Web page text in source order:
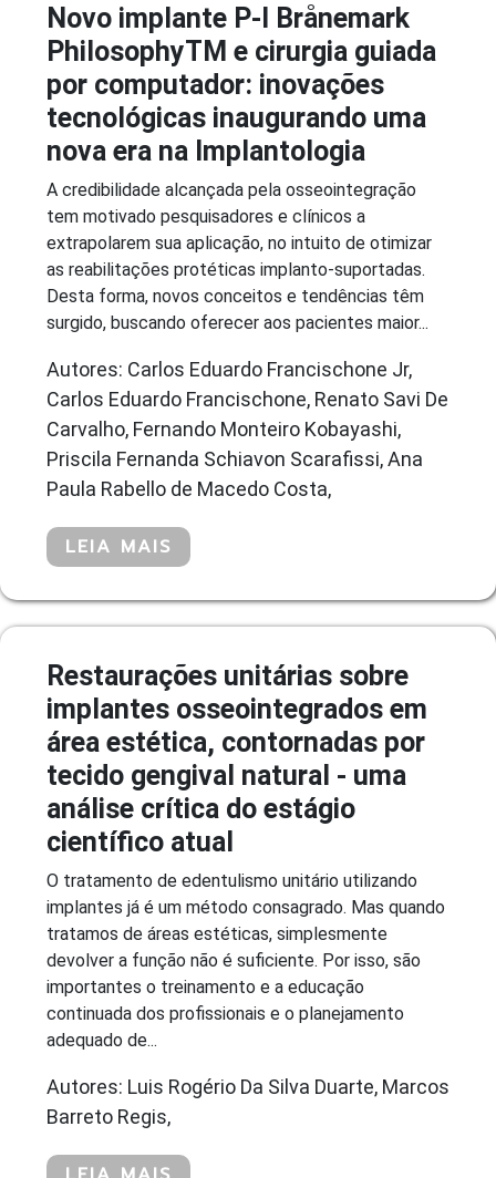
Novo implante P-I Brånemark
PhilosophyTM e cirurgia guiada
por computador: inovações
tecnológicas inaugurando uma
nova era na Implantologia
A credibilidade alcançada pela osseointegração
tem motivado pesquisadores e clínicos a
extrapolarem sua aplicação, no intuito de otimizar
as reabilitações protéticas implanto-suportadas.
Desta forma, novos conceitos e tendências têm
surgido, buscando oferecer aos pacientes maior...
Autores: Carlos Eduardo Francischone Jr,
Carlos Eduardo Francischone, Renato Savi De
Carvalho, Fernando Monteiro Kobayashi,
Priscila Fernanda Schiavon Scarafissi, Ana
Paula Rabello de Macedo Costa,
LEIA MAIS
Restaurações unitárias sobre
implantes osseointegrados em
área estética, contornadas por
tecido gengival natural - uma
análise crítica do estágio
científico atual
O tratamento de edentulismo unitário utilizando
implantes já é um método consagrado. Mas quando
tratamos de áreas estéticas, simplesmente
devolver a função não é suficiente. Por isso, são
importantes o treinamento e a educação
continuada dos profissionais e o planejamento
adequado de...
Autores: Luis Rogério Da Silva Duarte, Marcos
Barreto Regis,